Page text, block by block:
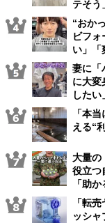
テそう
“おか
ビフォ
い」「
妻に「
に大
したい
「本
える“
大量の
役立つ
「助か
「転
ッシ